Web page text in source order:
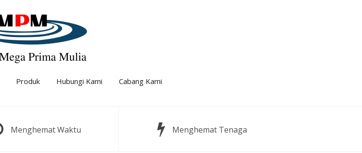
Produk Hubungi Kami Cabang Kami
Menghemat Waktu Menghemat Tenaga